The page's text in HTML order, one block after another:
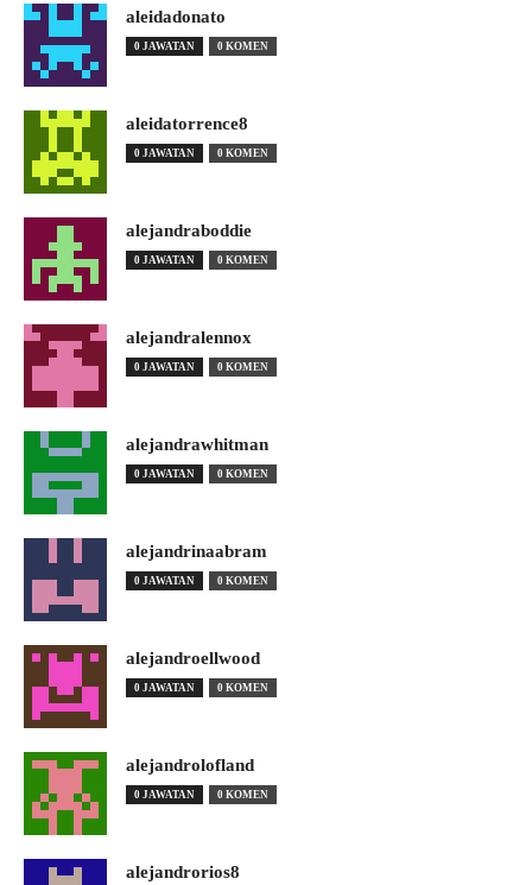
aleidadonato
0 JAWATAN 0 KOMEN
aleidatorrence8
0 JAWATAN 0 KOMEN
alejandraboddie
0 JAWATAN 0 KOMEN
alejandralennox
0 JAWATAN 0 KOMEN
alejandrawhitman
0 JAWATAN 0 KOMEN
alejandrinaabram
0 JAWATAN 0 KOMEN
alejandroellwood
0 JAWATAN 0 KOMEN
alejandrolofland
0 JAWATAN 0 KOMEN
alejandrorios8